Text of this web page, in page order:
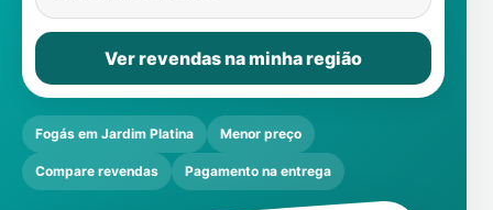
Ver revendas na minha região
Fogás em Jardim Platina Menor preço
Compare revendas Pagamento na entrega